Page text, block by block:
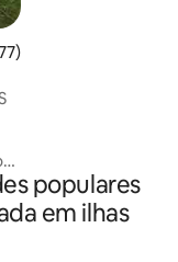
avaliação média de
tornar sua
confortável
populares
em ilhas